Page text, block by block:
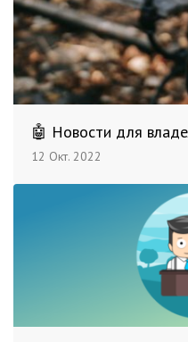
🤖 Новости для
12 Окт. 2022